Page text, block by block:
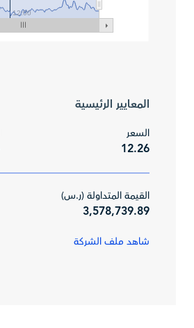
12:00
المعايير الرئيسية
السعر
12.26
القيمة المتداولة (ر.س)
3,578,739.89
شاهد ملف الشركة